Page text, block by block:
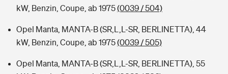
kW, Benzin, Coupe, ab 1975(0039 / 504)
Opel Manta, MANTA-B (SR,L,L-SR, BERLINETTA), 44
kW, Benzin, Coupe, ab 1975(0039 / 505)
Opel Manta, MANTA-B (SR,L,L-SR, BERLINETTA), 55